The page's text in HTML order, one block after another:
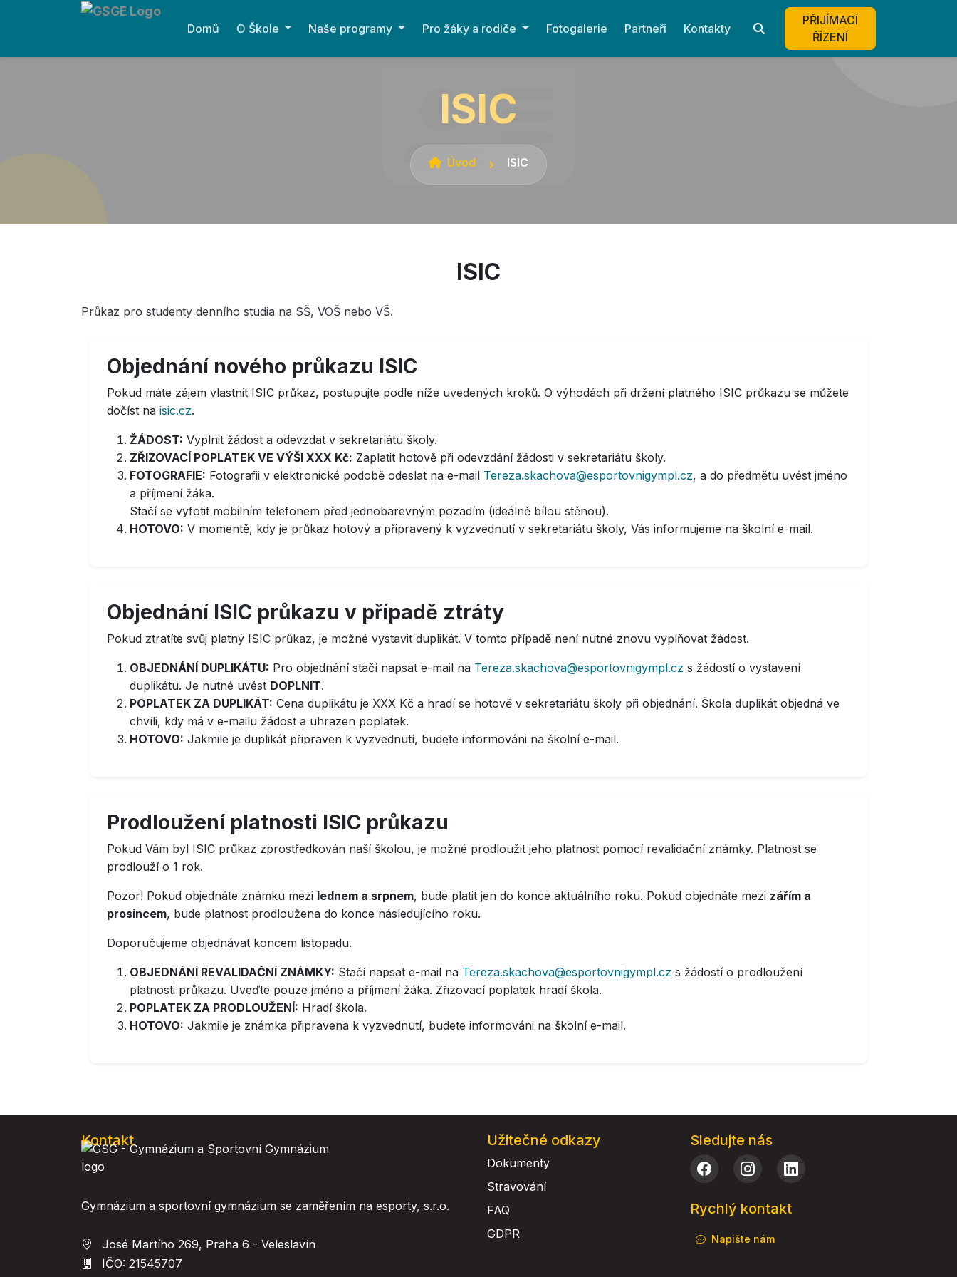
Domů O Škole Naše programy Pro žáky a rodiče Fotogalerie Partneři Kontakty
PŘIJÍMACÍ
ŘÍZENÍ
ISIC
Úvod ISIC
ISIC
Průkaz pro studenty denního studia na SŠ, VOŠ nebo VŠ.
Objednání nového průkazu ISIC
Pokud máte zájem vlastnit ISIC průkaz, postupujte podle níže uvedených kroků. O výhodách při držení platného ISIC průkazu se můžete
dočíst na isic.cz.
ŽÁDOST: Vyplnit žádost a odevzdat v sekretariátu školy.
ZŘIZOVACÍ POPLATEK VE VÝŠI XXX Kč: Zaplatit hotově při odevzdání žádosti v sekretariátu školy.
FOTOGRAFIE: Fotografii v elektronické podobě odeslat na e-mail Tereza.skachova@esportovnigympl.cz, a do předmětu uvést jméno
a příjmení žáka.
Stačí se vyfotit mobilním telefonem před jednobarevným pozadím (ideálně bílou stěnou).
HOTOVO: V momentě, kdy je průkaz hotový a připravený k vyzvednutí v sekretariátu školy, Vás informujeme na školní e-mail.
Objednání ISIC průkazu v případě ztráty
Pokud ztratíte svůj platný ISIC průkaz, je možné vystavit duplikát. V tomto případě není nutné znovu vyplňovat žádost.
OBJEDNÁNÍ DUPLIKÁTU: Pro objednání stačí napsat e-mail na Tereza.skachova@esportovnigympl.cz s žádostí o vystavení
duplikátu. Je nutné uvést DOPLNIT.
POPLATEK ZA DUPLIKÁT: Cena duplikátu je XXX Kč a hradí se hotově v sekretariátu školy při objednání. Škola duplikát objedná ve
chvíli, kdy má v e-mailu žádost a uhrazen poplatek.
HOTOVO: Jakmile je duplikát připraven k vyzvednutí, budete informováni na školní e-mail.
Prodloužení platnosti ISIC průkazu
Pokud Vám byl ISIC průkaz zprostředkován naší školou, je možné prodloužit jeho platnost pomocí revalidační známky. Platnost se
prodlouží o 1 rok.
Pozor! Pokud objednáte známku mezi lednem a srpnem, bude platit jen do konce aktuálního roku. Pokud objednáte mezi zářím a
prosincem, bude platnost prodloužena do konce následujícího roku.
Doporučujeme objednávat koncem listopadu.
OBJEDNÁNÍ REVALIDAČNÍ ZNÁMKY: Stačí napsat e-mail na Tereza.skachova@esportovnigympl.cz s žádostí o prodloužení
platnosti průkazu. Uveďte pouze jméno a příjmení žáka. Zřizovací poplatek hradí škola.
POPLATEK ZA PRODLOUŽENÍ: Hradí škola.
HOTOVO: Jakmile je známka připravena k vyzvednutí, budete informováni na školní e-mail.
Kontakt
Gymnázium a sportovní gymnázium se zaměřením na esporty, s.r.o.
José Martího 269, Praha 6 - Veleslavín
IČO: 21545707
Užitečné odkazy
Dokumenty
Stravování
FAQ
GDPR
Sledujte nás
Rychlý kontakt
Napište nám